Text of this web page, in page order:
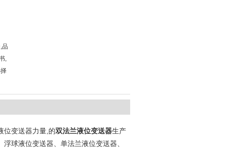
品
,
位变送器力量,的双法兰液位变送器生产
球液位变送器、单法兰液位变送器、